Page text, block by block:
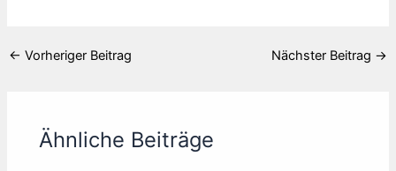
← Vorheriger Beitrag Nächster Beitrag →
Ähnliche Beiträge